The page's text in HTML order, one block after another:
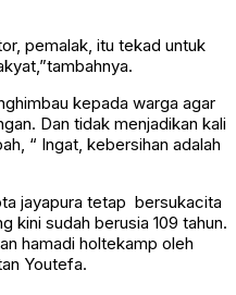
pemalak, itu tekad untuk
kepada warga agar
Dan tidak menjadikan kali
“ Ingat, kebersihan adalah
jayapura tetap bersukacita
kini sudah berusia 109 tahun.
hamadi holtekamp oleh
Youtefa.